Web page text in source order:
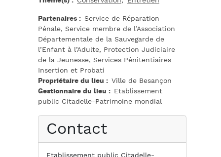
Partenaires
Service de Réparation
Pénale, Service membre de l’Association
Départementale de la Sauvegarde de
l’Enfant à l’Adulte, Protection Judiciaire
de la Jeunesse, Services Pénitentiaires
Insertion et Probati
Propriétaire du lieu
Ville de Besançon
Gestionnaire du lieu
Etablissement
public Citadelle-Patrimoine mondial
Contact